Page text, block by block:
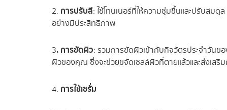
2. การปรับสี: ใช้โทนเนอร์ที่ให้ความชุ่มชื้นและปรับสม
อย่างมีประสิทธิภาพ
3. การขัดผิว: รวมการขัดผิวเข้ากับกิจวัตรประจำวั
ผิวของคุณ ซึ่งจะช่วยขจัดเซลล์ผิวที่ตายแล้วและส่งเสริ
4. การใช้เซรั่ม